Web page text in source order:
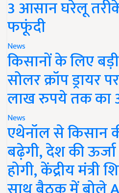
3 आसान घरेलू
फफूंदी
News
किसानों के लिए
सोलर क्रॉप ड्रायर
लाख रुपये तक का
News
एथेनॉल से किसान
बढ़ेगी, देश की ऊर्जा
होगी, केंद्रीय मंत्री